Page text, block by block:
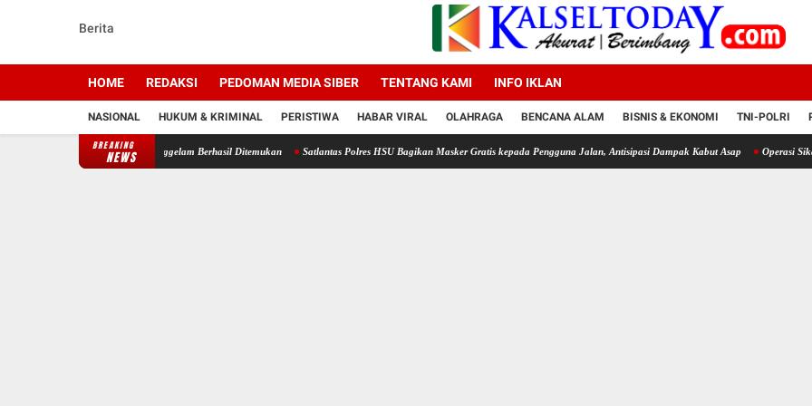
Berita
HOME REDAKSI PEDOMAN MEDIA SIBER TENTANG KAMI INFO IKLAN
NASIONAL HUKUM & KRIMINAL PERISTIWA HABAR VIRAL OLAHRAGA BENCANA ALAM BISNIS & EKONOMI TNI-POLRI
BREAKING
NEWS
Korban Tenggelam Berhasil Ditemukan Satlantas Polres HSU Bagikan Masker Gratis kepada Pengguna Jalan, Antisipasi Dampak Kabut Asap Operasi Sikat II Intan